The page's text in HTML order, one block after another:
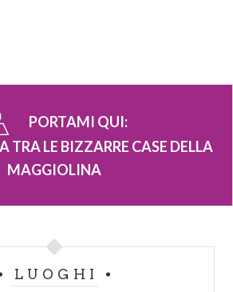
PORTAMI QUI:
TRA LE BIZZARRE CASE DELLA
MAGGIOLINA
LUOGHI